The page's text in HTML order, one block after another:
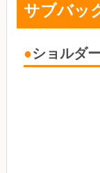
サブバッ
ショルダ